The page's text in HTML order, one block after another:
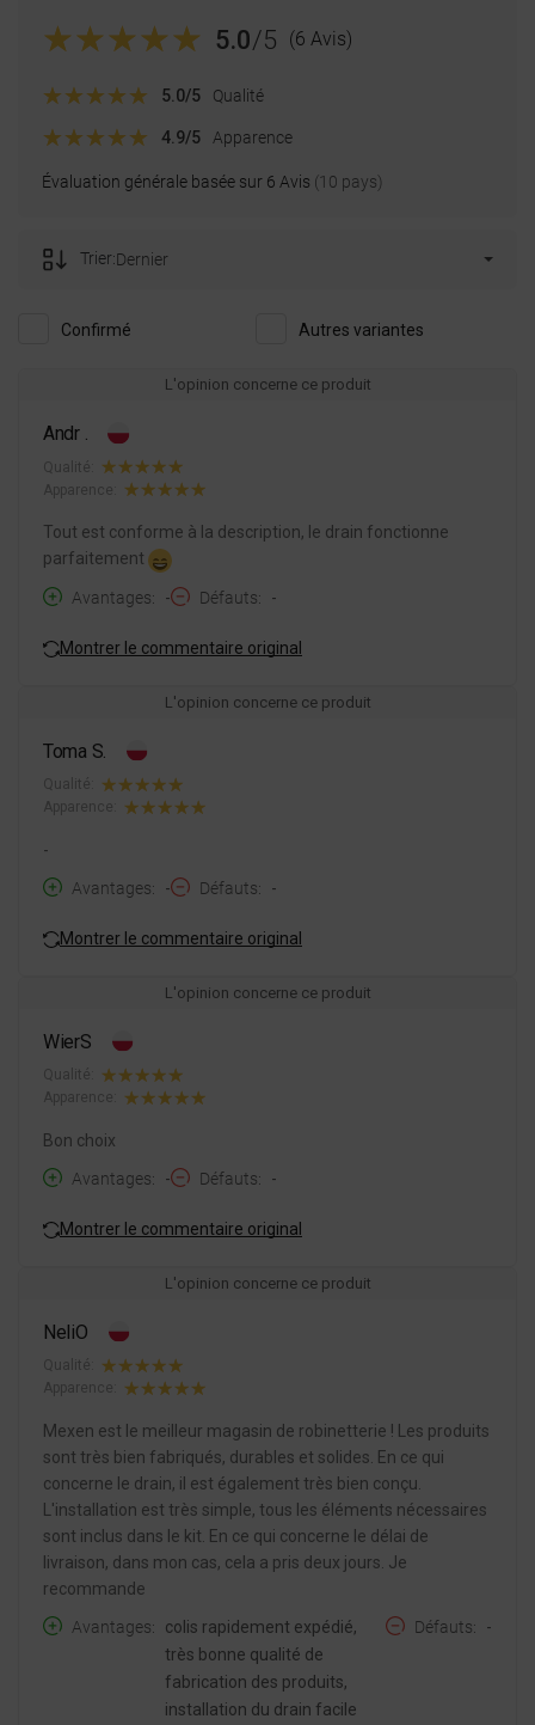
5.0/5 (6 Avis)
Évaluation générale basée sur 6 Avis (10 pays)
5.0/5 Qualité
4.9/5 Apparence
Confirmé Autres variantes
Trier:Dernier
L'opinion concerne ce produit
Andr .
Qualité:
Apparence:
Tout est conforme à la description, le drain fonctionne
parfaitement
Avantages - Défauts -
Montrer le commentaire original
L'opinion concerne ce produit
Toma S.
Qualité:
Apparence:
-
Avantages
- Défauts -
Montrer le commentaire original
L'opinion concerne ce produit
WierS
Qualité:
Apparence:
Bon choix
Avantages
- Défauts -
Montrer le commentaire original
L'opinion concerne ce produit
NeliO
Qualité:
Apparence:
Mexen est le meilleur magasin de robinetterie ! Les produits
sont très bien fabriqués, durables et solides. En ce qui
concerne le drain, il est également très bien conçu.
L'installation est très simple, tous les éléments nécessaires
sont inclus dans le kit. En ce qui concerne le délai de
livraison, dans mon cas, cela a pris deux jours. Je
recommande
Avantages
colis rapidement expédié,
très bonne qualité de
fabrication des produits,
installation du drain facile
Défauts -